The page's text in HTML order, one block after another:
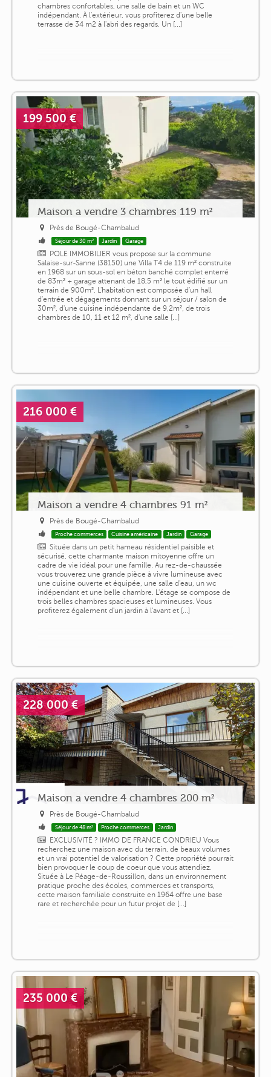
chambres confortables, une salle de bain et un WC
indépendant. À l'extérieur, vous profiterez d'une belle
terrasse de 34 m2 à l'abri des regards. Un [...]
199 500 €
Maison a vendre 3 chambres 119 m²
Près de Bougé-Chambalud
Séjour de 30 m² Jardin Garage
POLE IMMOBILIER vous propose sur la commune
Salaise-sur-Sanne (38150) une Villa T4 de 119 m² construite
en 1968 sur un sous-sol en béton banché complet enterré
de 83m² + garage attenant de 18,5 m² le tout édifié sur un
terrain de 900m². L'habitation est composée d'un hall
d'entrée et dégagements donnant sur un séjour / salon de
30m², d'une cuisine indépendante de 9,2m², de trois
chambres de 10, 11 et 12 m², d'une salle [...]
216 000 €
Maison a vendre 4 chambres 91 m²
Près de Bougé-Chambalud
Proche commerces Cuisine américaine Jardin Garage
Située dans un petit hameau résidentiel paisible et
sécurisé, cette charmante maison mitoyenne offre un
cadre de vie idéal pour une famille. Au rez-de-chaussée
vous trouverez une grande pièce à vivre lumineuse avec
une cuisine ouverte et équipée, une salle d'eau, un wc
indépendant et une belle chambre. L'étage se compose de
trois belles chambres spacieuses et lumineuses. Vous
profiterez également d'un jardin à l'avant et [...]
228 000 €
Maison a vendre 4 chambres 200 m²
Près de Bougé-Chambalud
Séjour de 48 m² Proche commerces Jardin
EXCLUSIVITÉ ? IMMO DE FRANCE CONDRIEU Vous
recherchez une maison avec du terrain, de beaux volumes
et un vrai potentiel de valorisation ? Cette propriété pourrait
bien provoquer le coup de coeur que vous attendiez.
Située à Le Péage-de-Roussillon, dans un environnement
pratique proche des écoles, commerces et transports,
cette maison familiale construite en 1964 offre une base
rare et recherchée pour un futur projet de [...]
235 000 €